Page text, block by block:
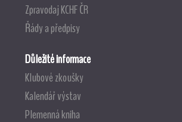
Zpravodaj KCHF ČR
Řády a předpisy
Důležité informace
Klubové zkoušky
Kalendář výstav
Plemenná kniha